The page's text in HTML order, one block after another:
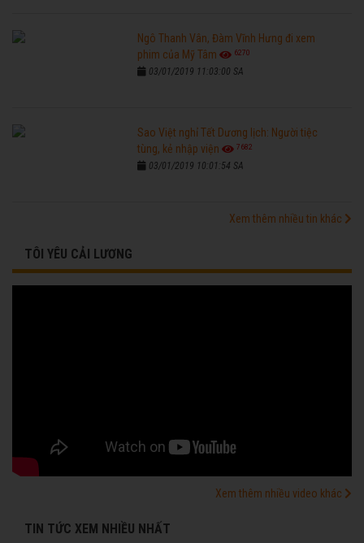
Ngô Thanh Vân, Đàm Vĩnh Hưng đi xem
phim của Mỹ Tâm
6270
03/01/2019 11:03:00 SA
Sao Việt nghỉ Tết Dương lịch: Người tiệc
tùng, kẻ nhập viện
7682
03/01/2019 10:01:54 SA
Xem thêm nhiều tin khác
TÔI YÊU CẢI LƯƠNG
Xem thêm nhiều video khác
TIN TỨC XEM NHIỀU NHẤT